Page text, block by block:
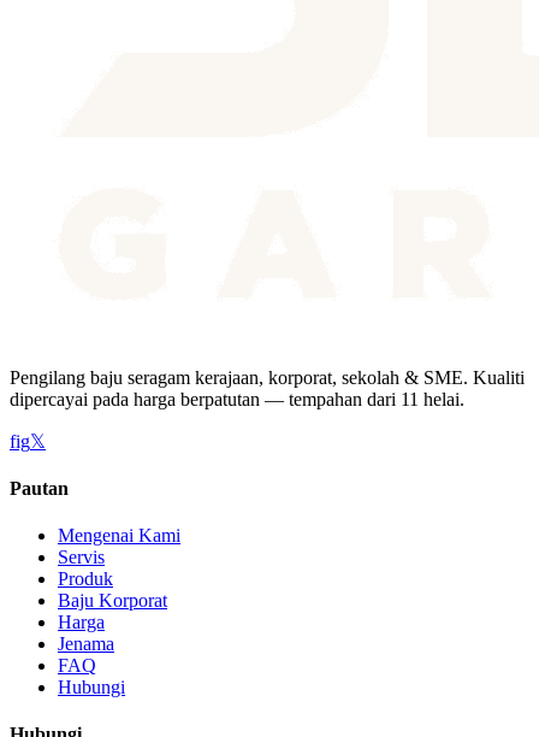
Pengilang baju seragam kerajaan, korporat, sekolah & SME. Kualiti
dipercayai pada harga berpatutan — tempahan dari 11 helai.
fig𝕏
Pautan
Mengenai Kami
Servis
Produk
Baju Korporat
Harga
Jenama
FAQ
Hubungi